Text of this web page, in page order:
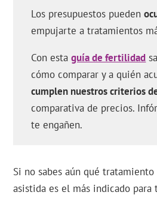
Los presupuestos pueden
empujarte a tratamientos
Con estaguía de fertilidad
cómo comparar y a quién
cumplen nuestros criterios
comparativa de precios.
te engañen.
Si no sabes aún qué
asistida es el más indicado